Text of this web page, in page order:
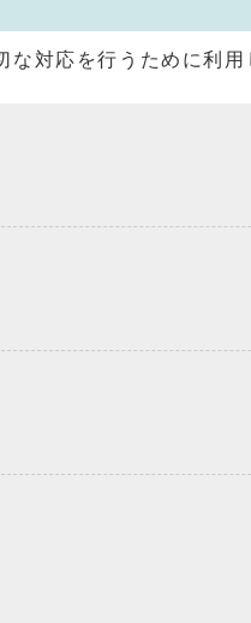
対応を行うために利用